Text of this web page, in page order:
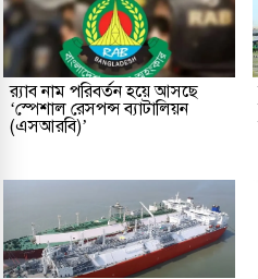
র‌্যাব নাম পরিবর্তন হয়ে আসছে
‘স্পেশাল রেসপন্স ব্যাটালিয়ন
(এসআরবি)’